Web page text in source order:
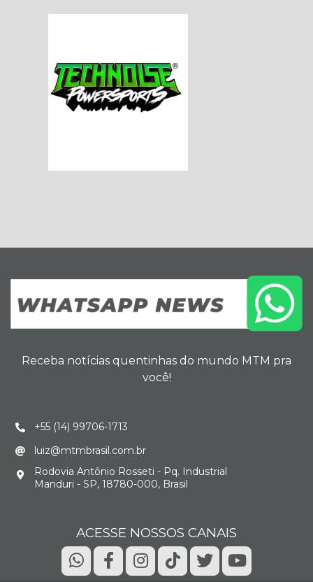
Receba notícias quentinhas do mundo MTM pra
você!
+55 (14) 99706-1713
luiz@mtmbrasil.com.br
Rodovia Antônio Rosseti - Pq. Industrial
Manduri - SP, 18780-000, Brasil
ACESSE NOSSOS CANAIS